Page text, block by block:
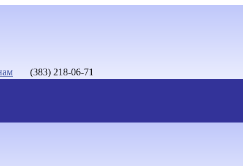
(383) 218-06-71